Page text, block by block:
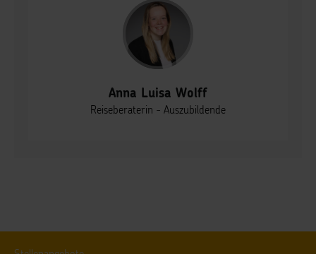
Anna Luisa Wolff
Reiseberaterin - Auszubildende